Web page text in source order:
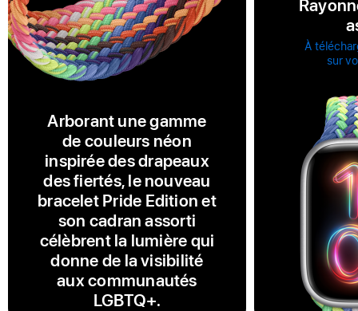
Arborant une gamme
de couleurs néon
inspirée des drapeaux
des fiertés, le nouveau
bracelet Pride Edition et
son cadran assorti
célèbrent la lumière qui
donne de la visibilité
aux communautés
LGBTQ+.
À
sur